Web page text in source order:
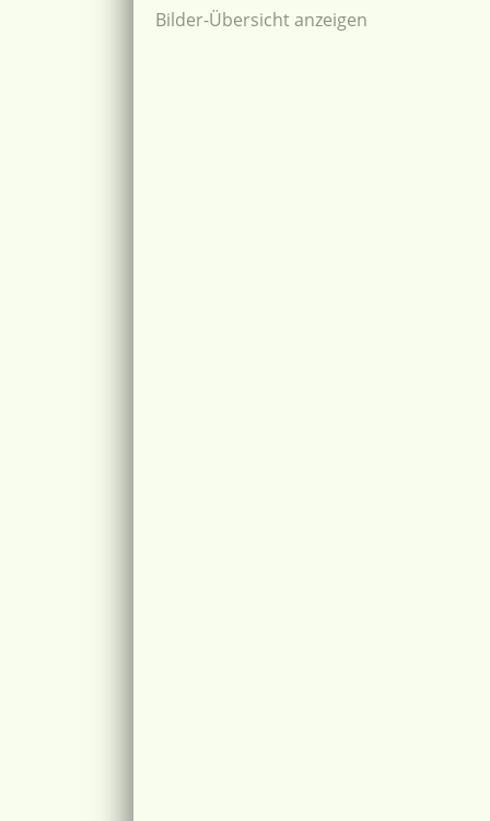
Bilder-Übersicht anzeigen